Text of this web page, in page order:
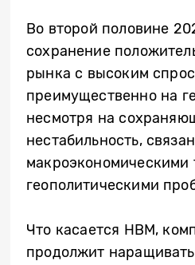
Во второй половине
сохранение
рынка с высоким
преимущественно на
несмотря на
нестабильность,
макроэкономическими
геополитическими
Что касается HBM,
продолжит